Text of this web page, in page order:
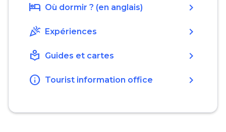
hotel Où dormir ? (en anglais) chevron_right
celebration Expériences chevron_right
local_library Guides et cartes chevron_right
info Tourist information office chevron_right